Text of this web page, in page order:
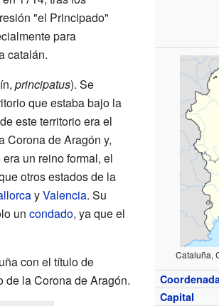
Cataluña,
Capital
"el Principado"
para
catalán.
principatus). Se
que estaba bajo la
este territorio era el
Corona de Aragón y,
un reino formal, el
otros estados de la
yValencia. Su
un condado, ya que el
con el título de
de la Corona de Aragón.